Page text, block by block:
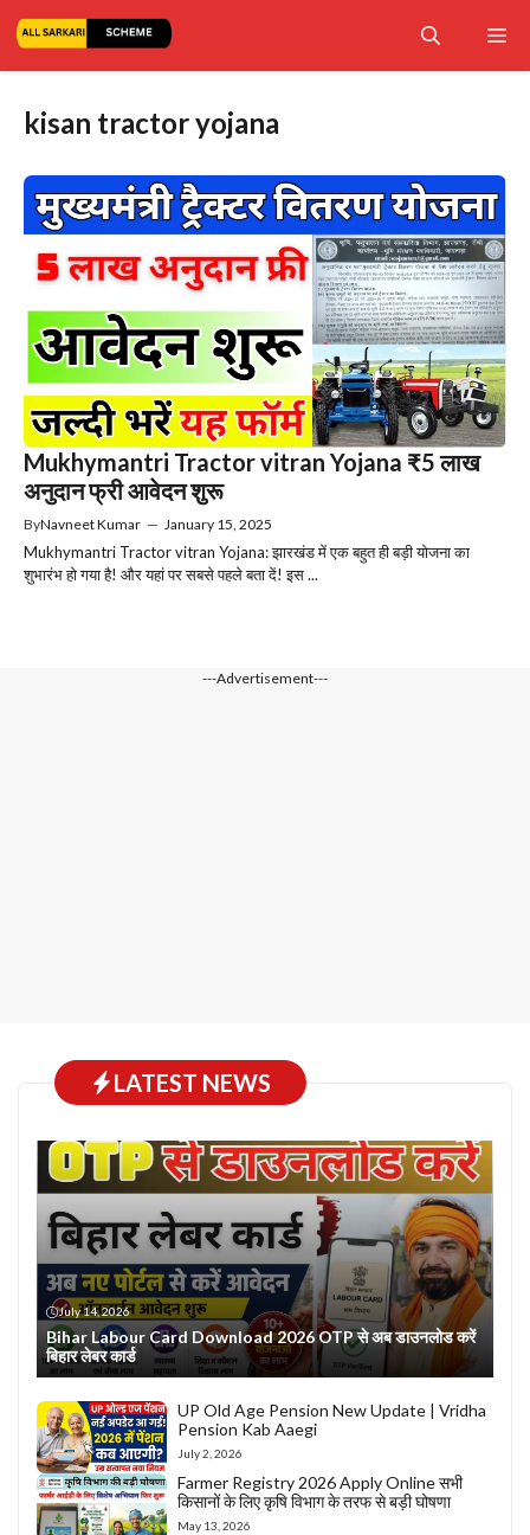
kisan tractor yojana
Mukhymantri Tractor vitran Yojana ₹5 लाख
अनुदान फ्री आवेदन शुरू
ByNavneet Kumar — January 15, 2025
Mukhymantri Tractor vitran Yojana: झारखंड में एक बहुत ही बड़ी योजना का
शुभारंभ हो गया है! और यहां पर सबसे पहले बता दें! इस ...
---Advertisement---
LATEST NEWS
July 14, 2026
Bihar Labour Card Download 2026 OTP से अब डाउनलोड करें
बिहार लेबर कार्ड
UP Old Age Pension New Update | Vridha
Pension Kab Aaegi
July 2, 2026
Farmer Registry 2026 Apply Online सभी
किसानों के लिए कृषि विभाग के तरफ से बड़ी घोषणा
May 13, 2026